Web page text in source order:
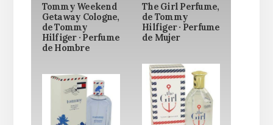
Tommy Weekend
Getaway Cologne,
de Tommy
Hilfiger · Perfume
de Hombre
The Girl Perfume,
de Tommy
Hilfiger · Perfume
de Mujer